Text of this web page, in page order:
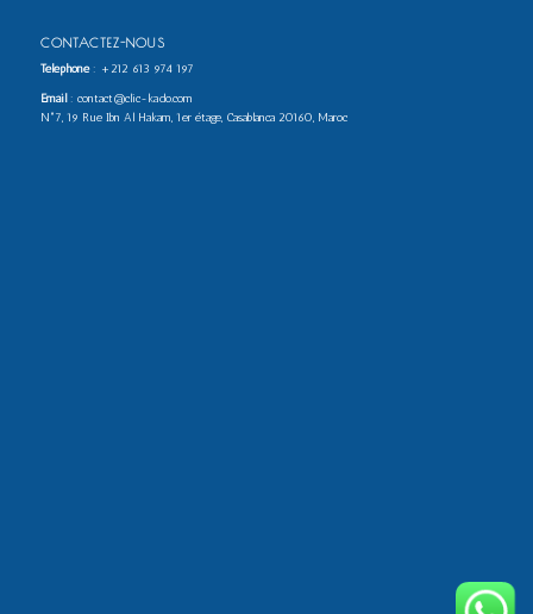
CONTACTEZ-NOUS
Téléphone: +212 613 974 197
Email: contact@clic-kado.com
N°7, 19 Rue Ibn Al Hakam, 1er étage, Casablanca 20160, Maroc